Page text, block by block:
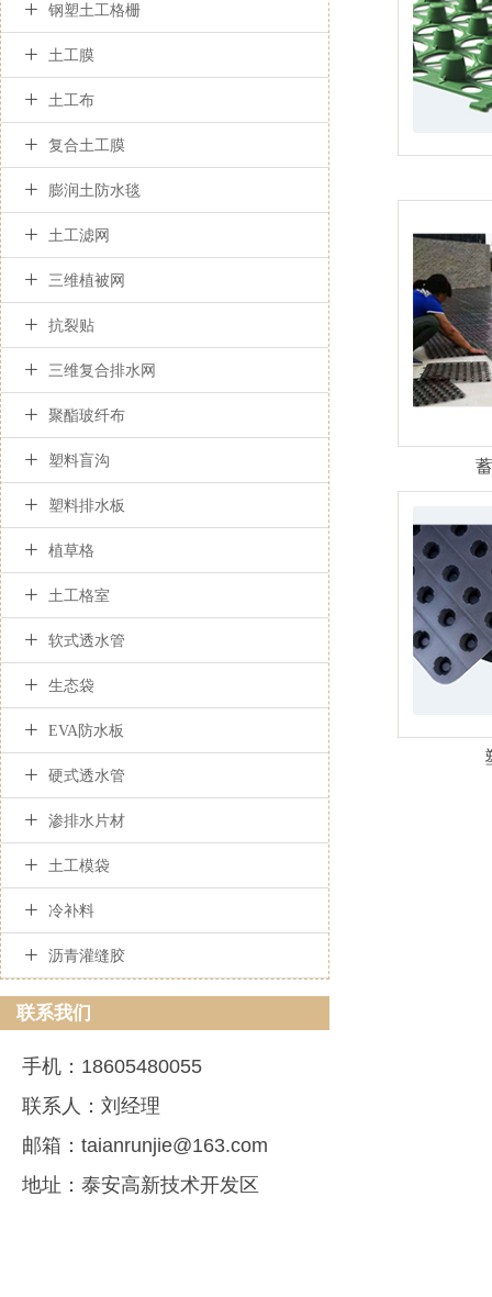
 钢塑土工格栅
 土工膜
 土工布
 复合土工膜
 膨润土防水毯
 土工滤网
 三维植被网
 抗裂贴
 三维复合排水网
 聚酯玻纤布
 塑料盲沟
 塑料排水板
 植草格
 土工格室
 软式透水管
 生态袋
 EVA防水板
 硬式透水管
 渗排水片材
 土工模袋
 冷补料
 沥青灌缝胶
联系我们
手机：18605480055
联系人：刘经理
邮箱：taianrunjie@163.com
地址：泰安高新技术开发区